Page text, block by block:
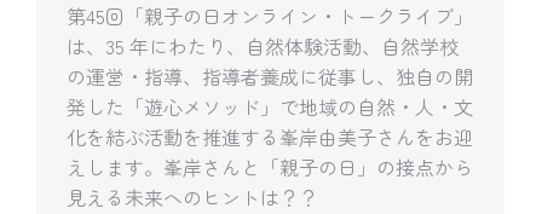
第45回「親子の日オンライン・トークライブ」
は、35 年にわたり、自然体験活動、自然学校
の運営・指導、指導者養成に従事し、独自の開
発した「遊心メソッド」で地域の自然・人・文
化を結ぶ活動を推進する峯岸由美子さんをお迎
えします。峯岸さんと「親子の日」の接点から
見える未来へのヒントは？？